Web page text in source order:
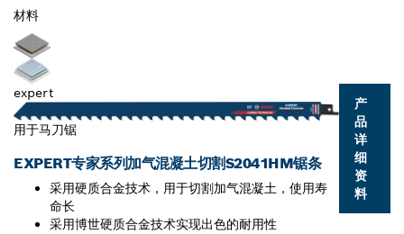
材料
expert
用于马刀锯
EXPERT专家系列加气混凝土切割S2041HM锯条
采用硬质合金技术，用于切割加气混凝土，使用寿
命长
采用博世硬质合金技术实现出色的耐用性
产
品
详
细
资
料